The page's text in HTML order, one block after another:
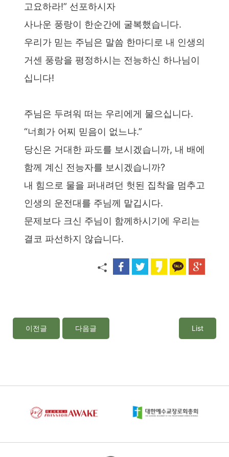
고요하라!” 선포하시자
사나운 풍랑이 한순간에 굴복했습니다.
우리가 믿는 주님은 말씀 한마디로 내 인생의
거센 풍랑을 평정하시는 전능하신 하나님이
십니다!
주님은 두려워 떠는 우리에게 물으십니다.
“너희가 어찌 믿음이 없느냐.”
당신은 거대한 파도를 보시겠습니까, 내 배에
함께 계신 전능자를 보시겠습니까?
내 힘으로 물을 퍼내려던 헛된 집착을 멈추고
인생의 운전대를 주님께 맡깁시다.
문제보다 크신 주님이 함께하시기에 우리는
결코 파선하지 않습니다.
이전글 다음글 List